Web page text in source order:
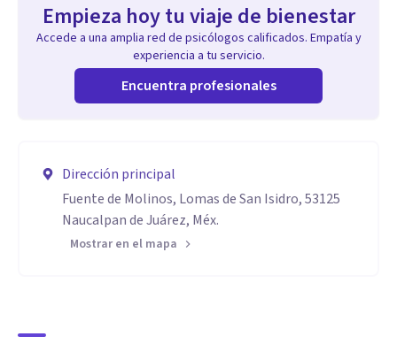
Empieza hoy tu viaje de bienestar
Accede a una amplia red de psicólogos calificados. Empatía y
experiencia a tu servicio.
Encuentra profesionales
Dirección principal
Fuente de Molinos, Lomas de San Isidro, 53125
Naucalpan de Juárez, Méx.
Mostrar en el mapa